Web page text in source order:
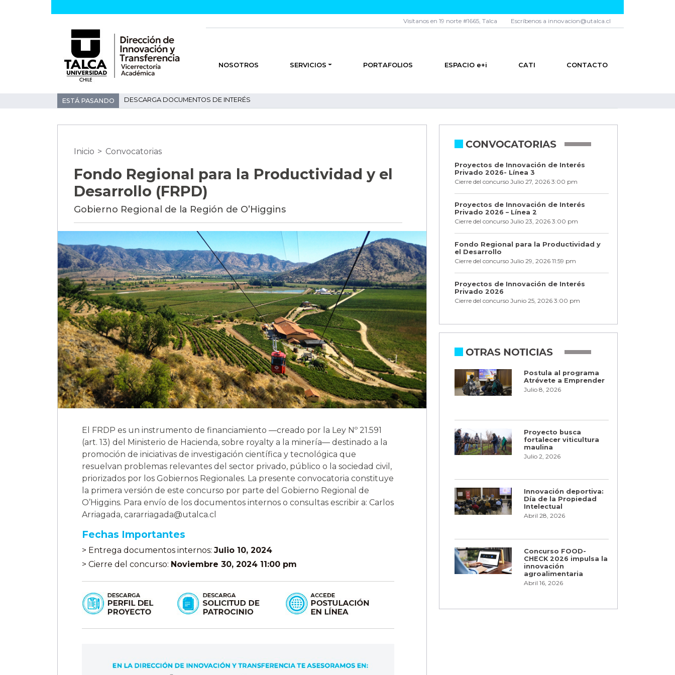
Visítanos en 19 norte #1665, Talca Escríbenos a innovacion@utalca.cl
NOSOTROS SERVICIOS PORTAFOLIOS ESPACIO e+i CATI CONTACTO
ESTÁ PASANDO DESCARGA DOCUMENTOS DE INTERÉS
Inicio > Convocatorias
Fondo Regional para la Productividad y el
Desarrollo (FRPD)
Gobierno Regional de la Región de O’Higgins
El FRDP es un instrumento de financiamiento —creado por la Ley Nº 21.591
(art. 13) del Ministerio de Hacienda, sobre royalty a la minería— destinado a la
promoción de iniciativas de investigación científica y tecnológica que
resuelvan problemas relevantes del sector privado, público o la sociedad civil,
priorizados por los Gobiernos Regionales. La presente convocatoria constituye
la primera versión de este concurso por parte del Gobierno Regional de
O’Higgins. Para envío de los documentos internos o consultas escribir a: Carlos
Arriagada, cararriagada@utalca.cl
Fechas Importantes
> Entrega documentos internos: Julio 10, 2024
> Cierre del concurso: Noviembre 30, 2024 11:00 pm
Proyectos de Innovación de Interés
Privado 2026- Línea 3
Cierre del concurso Julio 27, 2026 3:00 pm
Proyectos de Innovación de Interés
Privado 2026 – Línea 2
Cierre del concurso Julio 23, 2026 3:00 pm
Fondo Regional para la Productividad y
el Desarrollo
Cierre del concurso Julio 29, 2026 11:59 pm
Proyectos de Innovación de Interés
Privado 2026
Cierre del concurso Junio 25, 2026 3:00 pm
Postula al programa
Atrévete a Emprender
Julio 8, 2026
Proyecto busca
fortalecer viticultura
maulina
Julio 2, 2026
Innovación deportiva:
Día de la Propiedad
Intelectual
Abril 28, 2026
Concurso FOOD-
CHECK 2026 impulsa la
innovación
agroalimentaria
Abril 16, 2026